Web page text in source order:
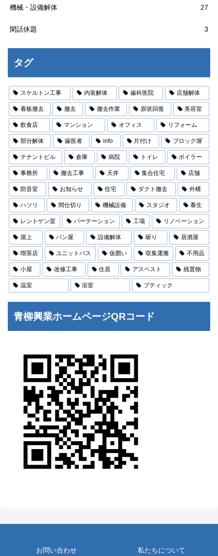
機械・設備解体 27
閑話休題 3
タグ
スケルトン工事 内装解体 歯科医院 店舗解体
看板撤去 撤去 撤去作業 原状回復 美容室
飲食店 マンション オフィス リフォーム
部分解体 歯医者 info 片付け ブロック塀
テナントビル 倉庫 病院 トイレ ボイラー
事務所 撤去工事 天井 集合住宅 店舗
防音室 お知らせ 住宅 ダクト撤去 外構
ハツリ 間仕切り 機械設備 スタジオ 養生
レントゲン室 パーテーション 工場 リノベーション
屋上 パン屋 設備解体 斫り 居酒屋
喫茶店 ユニットバス 仮囲い 収集運搬 不用品
小屋 改修工事 住居 アスベスト 残置物
温室 浴室 ブティック
青柳興業ホームページQRコード
お問い合わせ 私たちについて